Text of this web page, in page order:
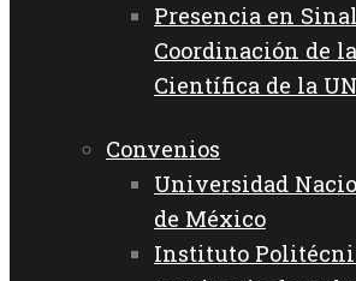
Presencia en
Coordinación de
Científica de la
Convenios
Universidad
de México
Instituto